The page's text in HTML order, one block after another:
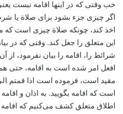
خب وقتی که در اینها اقامه نیست
اگر چیزی جزء بشود برای صلاة یا
اخذ کند، چونکه صلاة‌ چیزی است
این متعلق را جعل کند. وقتی که در
شرائط را، ‌اقامه را بیان نفرمود،
افعل امر شده است به اقامه،
مقید است، فرموده است اذا قمتم
است که اقامه بگویید. به اذان و
اطلاق متعلق کشف می‌کنیم که